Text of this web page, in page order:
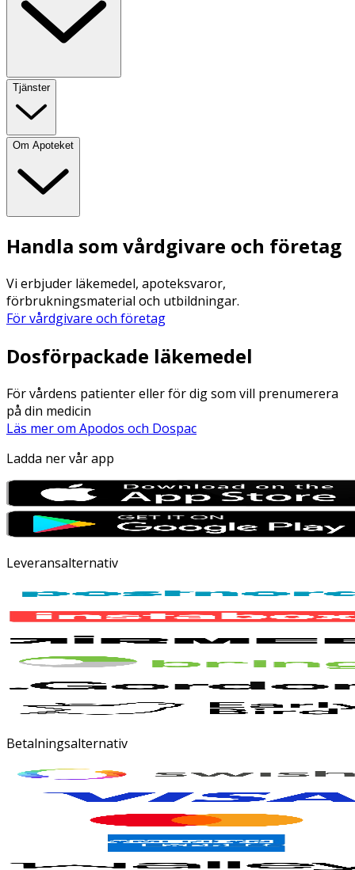
Tjänster
Om Apoteket
Handla som vårdgivare och företag
Vi erbjuder läkemedel, apoteksvaror,
förbrukningsmaterial och utbildningar.
För vårdgivare och företag
Dosförpackade läkemedel
För vårdens patienter eller för dig som vill prenumerera
på din medicin
Läs mer om Apodos och Dospac
Ladda ner vår app
Leveransalternativ
Betalningsalternativ